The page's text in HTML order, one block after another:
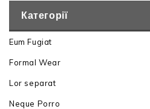
Категорії
Eum Fugiat
Formal Wear
Lor separat
Neque Porro